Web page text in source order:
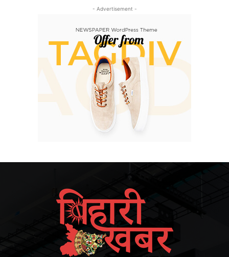
- Advertisement -